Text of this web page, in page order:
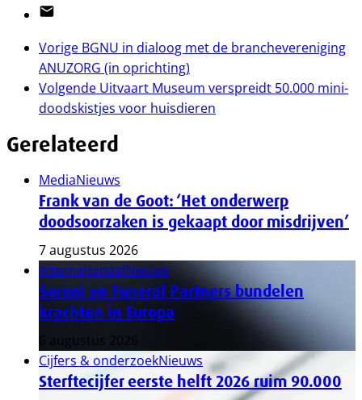
Email
Vorige BGNU in dialoog met de branchevereniging
ANUZORG (in oprichting)
Volgende Uitvaart Museum verspreidt 50.000 mini-
doodskistjes voor huisdieren
Gerelateerd
MediaNieuws
Frank van de Goot: ‘Het onderwerp
doodsoorzaken is gekaapt door misdrijven’
7 augustus 2026
InternationaalNieuws
Sereni en Funeral Partners bundelen
krachten in Europa
6 augustus 2026
Cijfers & onderzoekNieuws
Sterftecijfer eerste helft 2026 ruim 90.000